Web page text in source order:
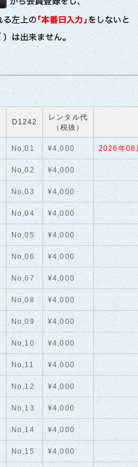
D1242
レンタル代
（税抜）
No,01 ¥4,000 2026年08
No,02 ¥4,000
No,03 ¥4,000
No,04 ¥4,000
No,05 ¥4,000
No,06 ¥4,000
No,07 ¥4,000
No,08 ¥4,000
No,09 ¥4,000
No,10 ¥4,000
No,11 ¥4,000
No,12 ¥4,000
No,13 ¥4,000
No,14 ¥4,000
No,15 ¥4,000